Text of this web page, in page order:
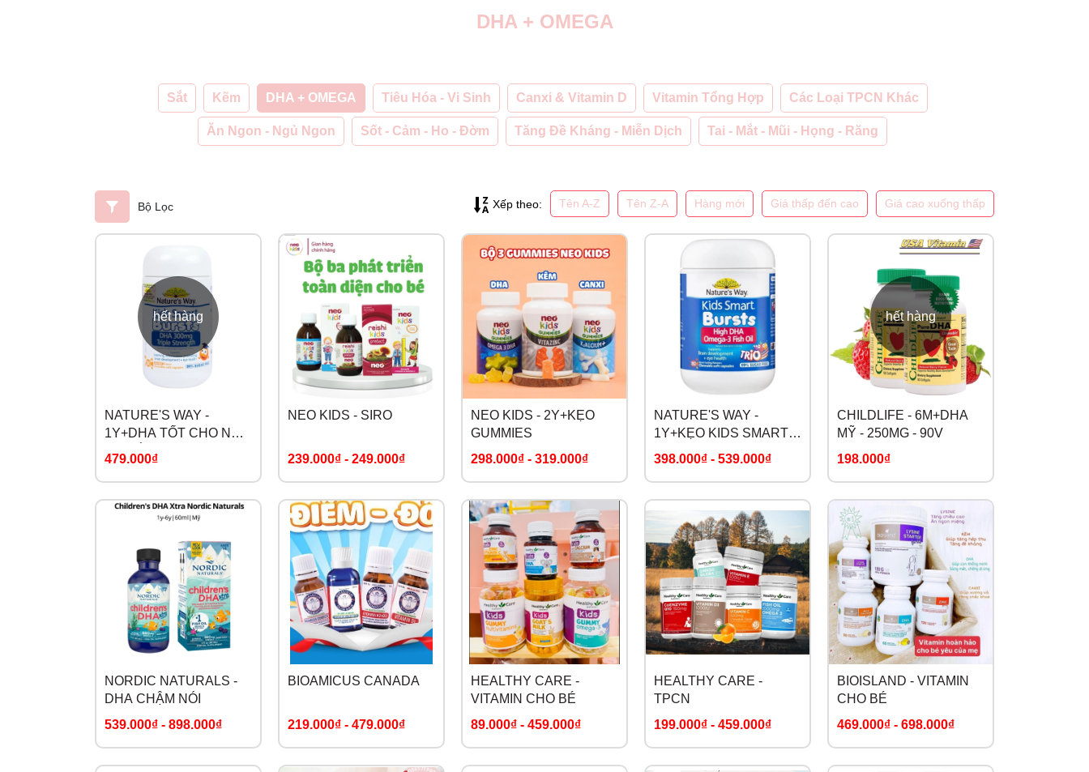
DHA + OMEGA
Sắt Kẽm DHA + OMEGA Tiêu Hóa - Vi Sinh Canxi & Vitamin D Vitamin Tổng Hợp Các Loại TPCN Khác
Ăn Ngon - Ngủ Ngon Sốt - Cảm - Ho - Đờm Tăng Đề Kháng - Miễn Dịch Tai - Mắt - Mũi - Họng - Răng
Bộ Lọc Xếp theo: Tên A-Z Tên Z-A Hàng mới Giá thấp đến cao Giá cao xuống thấp
hết hàng
NATURE'S WAY -
1Y+DHA TỐT CHO NÃO
VÀ MẮT KIDS SMART
TRIPLE STRENGTH
479.000₫
NEO KIDS - SIRO
239.000₫ - 249.000₫
NEO KIDS - 2Y+KẸO
GUMMIES
298.000₫ - 319.000₫
NATURE'S WAY -
1Y+KẸO KIDS SMART
BURSTS HIGH
OIL TRIO
398.000₫ - 539.000₫
hết hàng
CHILDLIFE - 6M+DHA
MỸ - 250MG - 90V
198.000₫
NORDIC NATURALS -
DHA CHẬM NÓI
539.000₫ - 898.000₫
BIOAMICUS CANADA
219.000₫ - 479.000₫
HEALTHY CARE -
VITAMIN CHO BÉ
89.000₫ - 459.000₫
HEALTHY CARE -
TPCN
199.000₫ - 459.000₫
BIOISLAND - VITAMIN
CHO BÉ
469.000₫ - 698.000₫